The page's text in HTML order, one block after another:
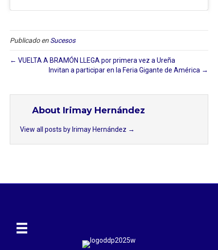
Publicado en Sucesos
← VUELTA A BRAMÓN LLEGA por primera vez a Ureña
Invitan a participar en la Feria Gigante de América →
About Irimay Hernández
View all posts by Irimay Hernández →